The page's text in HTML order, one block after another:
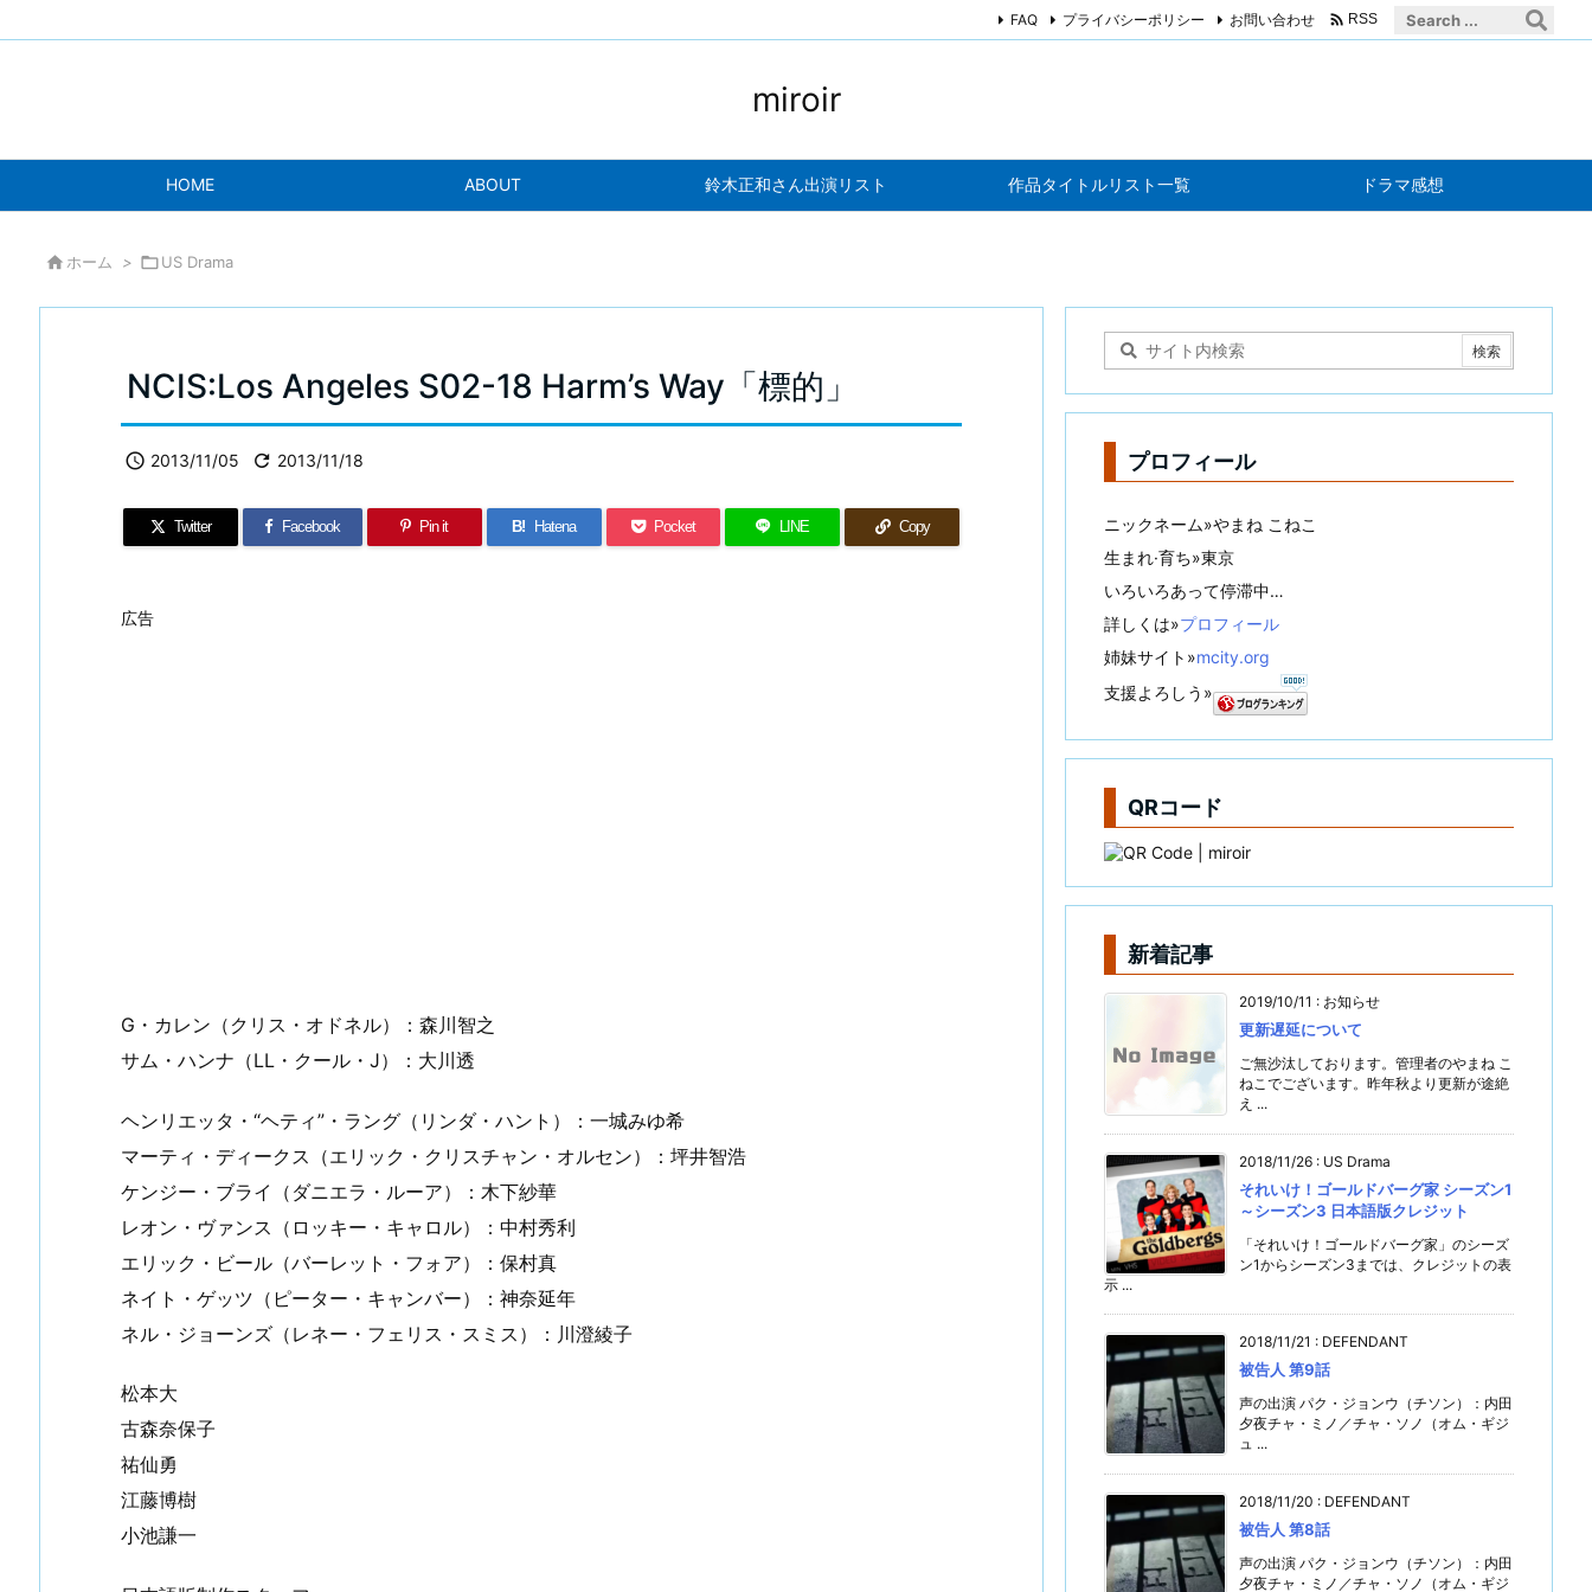
miroir
HOME ABOUT 鈴木正和さん出演リスト 作品タイトルリスト一覧 ドラマ感想
FAQ プライバシーポリシー お問い合わせ  RSS
 ホーム > US Drama
NCIS:Los Angeles S02-18 Harm’s Way「標的」
 2013/11/05  2013/11/18
Twitter Facebook Pin it B! Hatena Pocket LINE Copy
広告
G・カレン（クリス・オドネル）：森川智之
サム・ハンナ（LL・クール・J）：大川透
ヘンリエッタ・“ヘティ”・ラング（リンダ・ハント）：一城みゆ希
マーティ・ディークス（エリック・クリスチャン・オルセン）：坪井智浩
ケンジー・ブライ（ダニエラ・ルーア）：木下紗華
レオン・ヴァンス（ロッキー・キャロル）：中村秀利
エリック・ビール（バーレット・フォア）：保村真
ネイト・ゲッツ（ピーター・キャンバー）：神奈延年
ネル・ジョーンズ（レネー・フェリス・スミス）：川澄綾子
松本大
古森奈保子
祐仙勇
江藤博樹
小池謙一
プロフィール
ニックネーム»やまね こねこ
生まれ·育ち»東京
いろいろあって停滞中…
詳しくは»プロフィール
姉妹サイト»mcity.org
支援よろしう»
QRコード
新着記事
2019/10/11 : お知らせ
更新遅延について
ご無沙汰しております。管理者のやまね こ
ねこでございます。昨年秋より更新が途絶
え ...
2018/11/26 : US Drama
それいけ！ゴールドバーグ家 シーズン1
～シーズン3 日本語版クレジット
「それいけ！ゴールドバーグ家」のシーズ
ン1からシーズン3までは、クレジットの表
示 ...
2018/11/21 : DEFENDANT
被告人 第9話
声の出演 パク・ジョンウ（チソン）：内田
夕夜チャ・ミノ／チャ・ソノ（オム・ギジ
ュ ...
2018/11/20 : DEFENDANT
被告人 第8話
声の出演 パク・ジョンウ（チソン）：内田
夕夜チャ・ミノ／チャ・ソノ（オム・ギジ